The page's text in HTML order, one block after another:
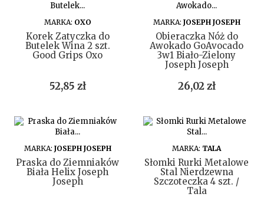
DO KOSZYKA
MARKA: OXO
Korek Zatyczka do
Butelek Wina 2 szt.
Good Grips Oxo
Cena
52,85 zł
DO KOSZYKA
MARKA: JOSEPH JOSEPH
Obieraczka Nóż do
Awokado GoAvocado
3w1 Biało-Zielony
Joseph Joseph
Cena
26,02 zł
DO KOSZYKA
MARKA: JOSEPH JOSEPH
Praska do Ziemniaków
Biała Helix Joseph
Joseph
DO KOSZYKA
MARKA: TALA
Słomki Rurki Metalowe
Stal Nierdzewna
Szczoteczka 4 szt. /
Tala